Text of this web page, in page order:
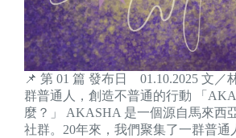
📌 第 01 篇 發布日 01.10.2025 文／
群普通人，創造不普通的行動 「
麼？」 AKASHA 是一個源自馬來西
社群。20年來，我們聚集了一群普通